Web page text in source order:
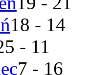
18 - 14
- 11
7 - 16